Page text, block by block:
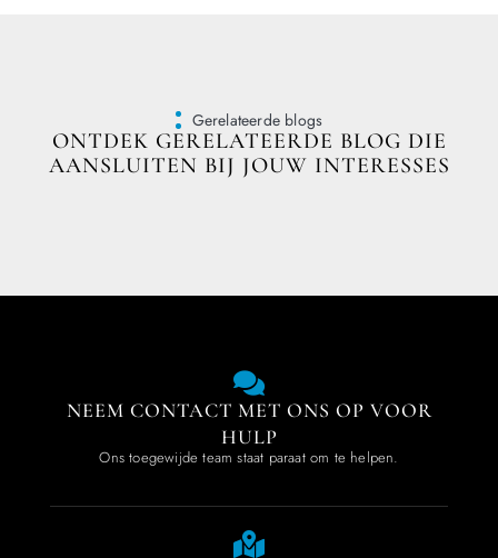
Gerelateerde blogs
ONTDEK GERELATEERDE BLOG DIE
AANSLUITEN BIJ JOUW INTERESSES
NEEM CONTACT MET ONS OP VOOR
HULP
Ons toegewijde team staat paraat om te helpen.